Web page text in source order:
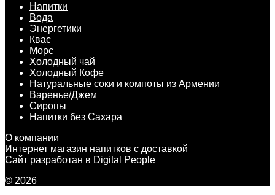
Напитки
Вода
Энергетики
Квас
Морс
Холодный чай
Холодный Кофе
Натуральные соки и компоты из Армении
Варенье/Джем
Сиропы
Напитки без Сахара
О компании
Интернет магазин напитков с доставкой
Сайт разработан в Digital People
© 2026